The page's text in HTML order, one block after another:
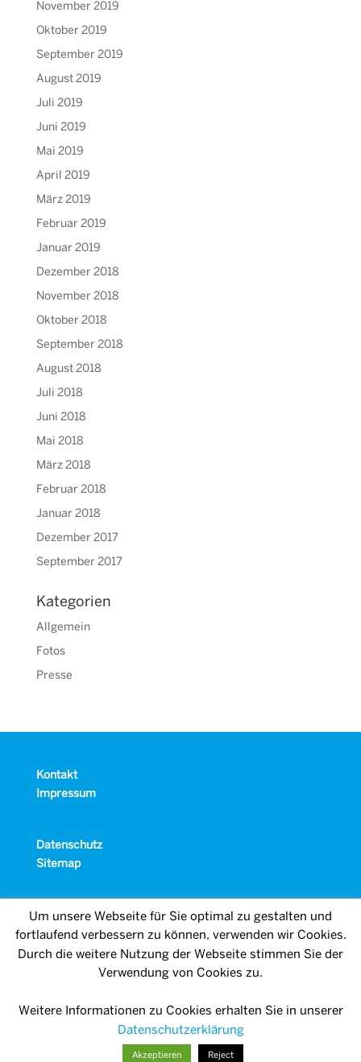
November 2019
Oktober 2019
September 2019
August 2019
Juli 2019
Juni 2019
Mai 2019
April 2019
März 2019
Februar 2019
Januar 2019
Dezember 2018
November 2018
Oktober 2018
September 2018
August 2018
Juli 2018
Juni 2018
Mai 2018
März 2018
Februar 2018
Januar 2018
Dezember 2017
September 2017
Kategorien
Allgemein
Fotos
Presse
Kontakt
Impressum
Datenschutz
Sitemap
Um unsere Webseite für Sie optimal zu gestalten und
fortlaufend verbessern zu können, verwenden wir Cookies.
Durch die weitere Nutzung der Webseite stimmen Sie der
Verwendung von Cookies zu.
Weitere Informationen zu Cookies erhalten Sie in unserer
Datenschutzerklärung
Akzeptieren Reject